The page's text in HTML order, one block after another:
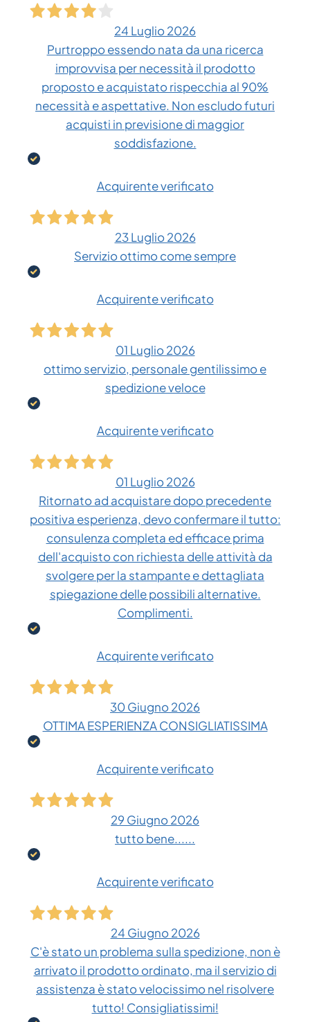
24 Luglio 2026
Purtroppo essendo nata da una ricerca
improvvisa per necessità il prodotto
proposto e acquistato rispecchia al 90%
necessità e aspettative. Non escludo futuri
acquisti in previsione di maggior
soddisfazione.
Acquirente verificato
23 Luglio 2026
Servizio ottimo come sempre
Acquirente verificato
01 Luglio 2026
ottimo servizio, personale gentilissimo e
spedizione veloce
Acquirente verificato
01 Luglio 2026
Ritornato ad acquistare dopo precedente
positiva esperienza, devo confermare il tutto:
consulenza completa ed efficace prima
dell'acquisto con richiesta delle attività da
svolgere per la stampante e dettagliata
spiegazione delle possibili alternative.
Complimenti.
Acquirente verificato
30 Giugno 2026
OTTIMA ESPERIENZA CONSIGLIATISSIMA
Acquirente verificato
29 Giugno 2026
tutto bene......
Acquirente verificato
24 Giugno 2026
C'è stato un problema sulla spedizione, non è
arrivato il prodotto ordinato, ma il servizio di
assistenza è stato velocissimo nel risolvere
tutto! Consigliatissimi!